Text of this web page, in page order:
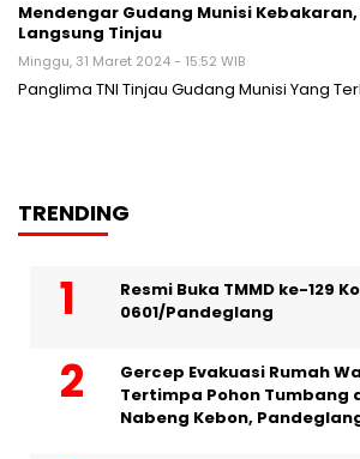
Mendengar Gudang Munisi
Langsung Tinjau
Minggu, 31 Maret 2024 - 15:52 WIB
Panglima TNI Tinjau Gudang Munisi Yang
TRENDING
Resmi Buka TMMD ke-129
0601/Pandeglang
Gercep Evakuasi Rumah
Tertimpa Pohon Tumbang
Nabeng Kebon,